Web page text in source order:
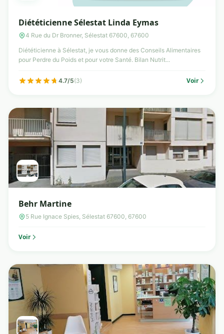
Diététicienne Sélestat Linda Eymas
4 Rue du Dr Bronner, Sélestat 67600, 67600
Diététicienne à Sélestat, je vous donne des Conseils Alimentaires
pour Perdre du Poids et pour votre Santé. Bilan Nutrit...
4.7/5(3) Voir
Behr Martine
5 Rue Ignace Spies, Sélestat 67600, 67600
Voir